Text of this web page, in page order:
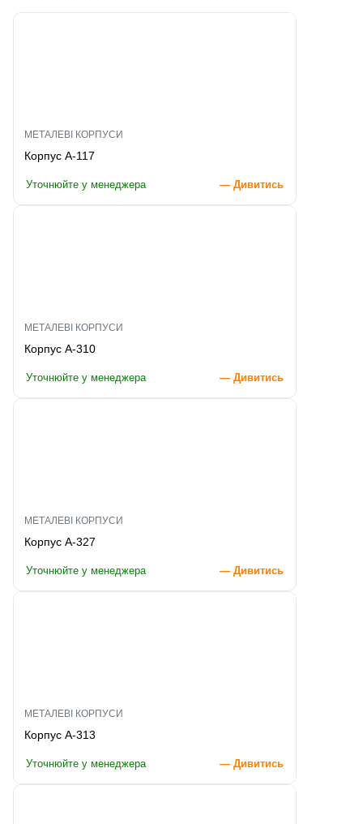
МЕТАЛЕВІ КОРПУСИ
Корпус A-117
Уточнюйте у менеджера — Дивитись
МЕТАЛЕВІ КОРПУСИ
Корпус A-310
Уточнюйте у менеджера — Дивитись
МЕТАЛЕВІ КОРПУСИ
Корпус A-327
Уточнюйте у менеджера — Дивитись
МЕТАЛЕВІ КОРПУСИ
Корпус A-313
Уточнюйте у менеджера — Дивитись